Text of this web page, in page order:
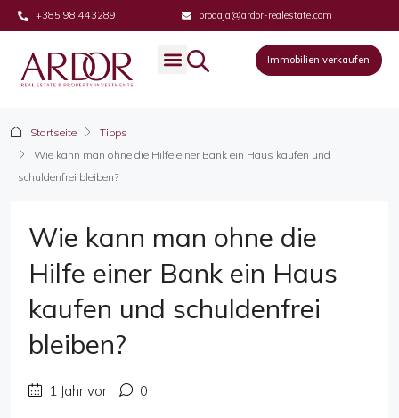
+385 98 443289 prodaja@ardor-realestate.com
Immobilien verkaufen
Startseite
Tipps
Wie kann man ohne die Hilfe einer Bank ein Haus kaufen und
schuldenfrei bleiben?
Wie kann man ohne die
Hilfe einer Bank ein Haus
kaufen und schuldenfrei
bleiben?
1 Jahr vor 0